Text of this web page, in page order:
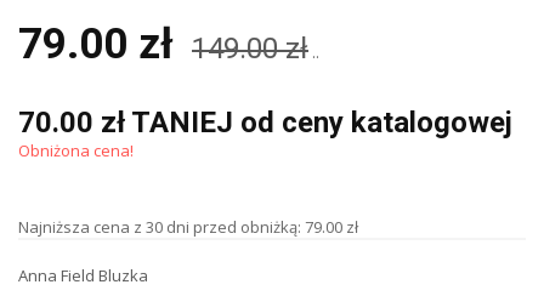
79.00 zł 149.00 zł ..
70.00 zł TANIEJ od ceny katalogowej
Obniżona cena!
Najniższa cena z 30 dni przed obniżką: 79.00 zł
Anna Field Bluzka